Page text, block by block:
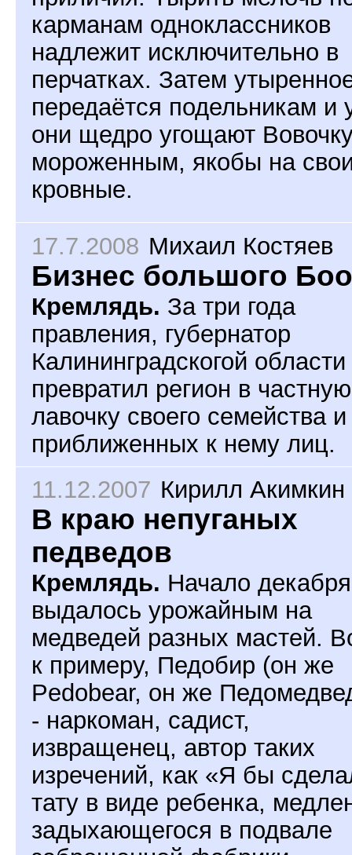
карманам одноклассников
надлежит исключительно в
перчатках. Затем
передаётся подельникам и
они щедро угощают
мороженным, якобы на
кровные.
17.7.2008 Михаил Костяев
Бизнес большого
Кремлядь. За три года
правления, губернатор
Калининградскогой области
превратил регион в частную
лавочку своего семейства и
приближенных к нему лиц.
11.12.2007 Кирилл Акимкин
В краю непуганых
педведов
Кремлядь. Начало декабря
выдалось урожайным на
медведей разных мастей.
к примеру, Педобир (он же
Pedobear, он же
- наркоман, садист,
извращенец, автор таких
изречений, как «Я бы
тату в виде ребенка,
задыхающегося в подвале